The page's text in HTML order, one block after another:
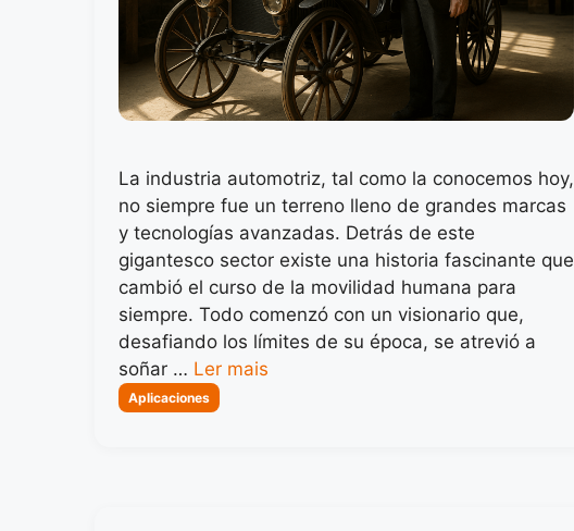
La industria automotriz, tal como la conocemos hoy,
no siempre fue un terreno lleno de grandes marcas
y tecnologías avanzadas. Detrás de este
gigantesco sector existe una historia fascinante que
cambió el curso de la movilidad humana para
siempre. Todo comenzó con un visionario que,
desafiando los límites de su época, se atrevió a
soñar … Ler mais
Categorias
Aplicaciones